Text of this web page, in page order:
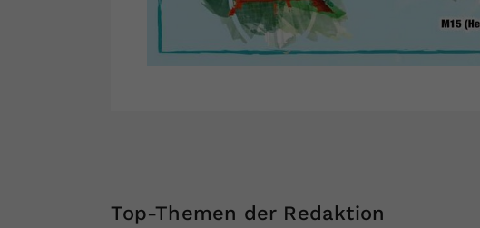
Top-Themen der Redaktion